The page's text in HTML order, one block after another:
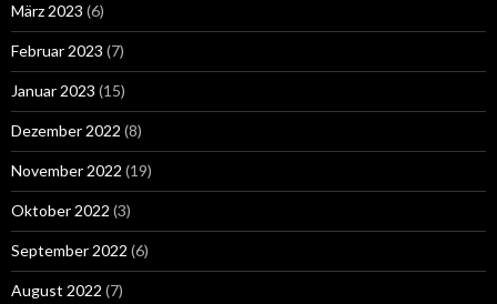
März 2023 (6)
Februar 2023 (7)
Januar 2023 (15)
Dezember 2022 (8)
November 2022 (19)
Oktober 2022 (3)
September 2022 (6)
August 2022 (7)